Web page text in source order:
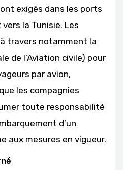
exigés dans les ports
la Tunisie. Les
travers notamment la
de l’Aviation civile) pour
par avion,
les compagnies
toute responsabilité
d’un
aux mesures en vigueur.